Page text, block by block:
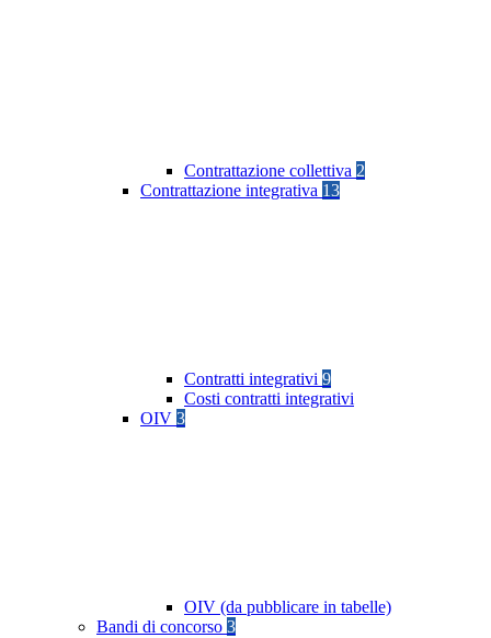
Contrattazione collettiva 2
Contrattazione integrativa 13
Contratti integrativi 9
Costi contratti integrativi
OIV 3
OIV (da pubblicare in tabelle)
Bandi di concorso 3